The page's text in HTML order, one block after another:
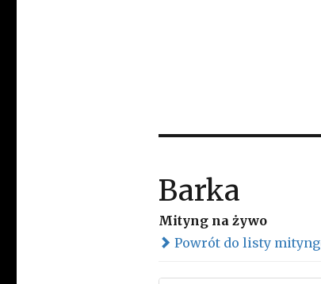
Barka
Mityng na żywo
Powrót do listy